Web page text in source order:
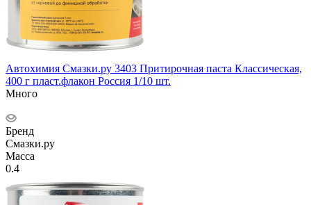
Автохимия Смазки.ру 3403 Притирочная паста Классическая,
400 г пласт.флакон Россия 1/10 шт.
Много
Бренд
Смазки.ру
Масса
0.4